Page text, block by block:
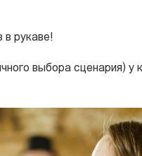
в рукаве!
выбора сценария) у